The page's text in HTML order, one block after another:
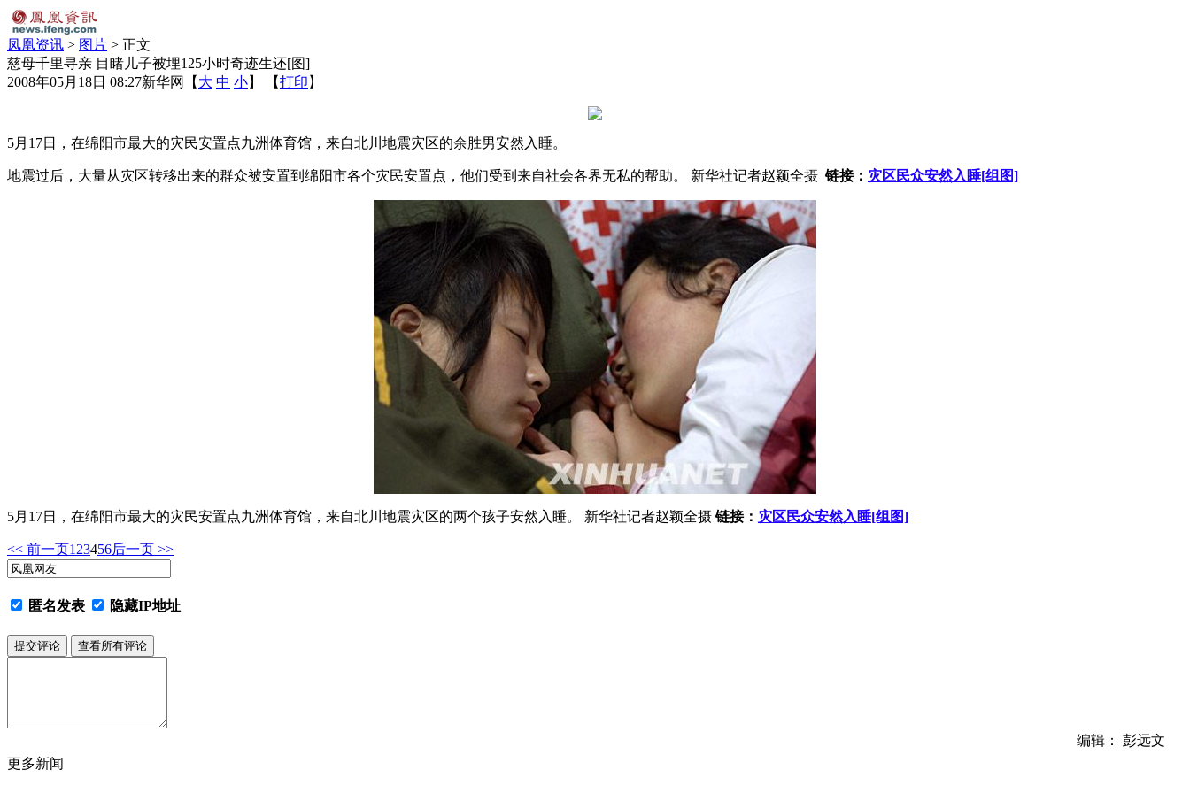
凤凰资讯 > 图片 > 正文
慈母千里寻亲 目睹儿子被埋125小时奇迹生还[图]
2008年05月18日 08:27新华网 【 大 中 小】 【打印 】
5月17日，在绵阳市最大的灾民安置点九洲体育馆，来自北川地震灾区的余胜男安然入睡。
地震过后，大量从灾区转移出来的群众被安置到绵阳市各个灾民安置点，他们受到来自社会各界无私的帮助。 新华社记者赵颖全摄 链接： 灾区民众安然入睡[组图]
5月17日，在绵阳市最大的灾民安置点九洲体育馆，来自北川地震灾区的两个孩子安然入睡。 新华社记者赵颖全摄 链接： 灾区民众安然入睡[组图]
<< 前一页1 23456后一页 >>
匿名发表 隐藏IP地址
编辑： 彭远文
更多新闻